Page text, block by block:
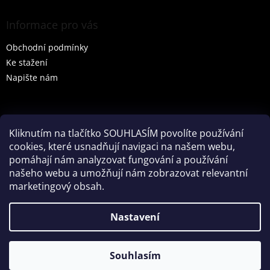
Kliknutím na tlačítko SOUHLASÍM povolíte používání
cookies, které usnadňují navigaci na našem webu,
pomáhají nám analyzovat fungování a používání
našeho webu a umožňují nám zobrazovat relevantní
marketingový obsah.
Nastavení
Souhlasím
Informace pro vás
Obchodní podmínky
Ke stažení
Napište nám
HLEDAT
Partner: Mega Creative
Tenesco s.r.o.. Všechna práva vyhrazena.